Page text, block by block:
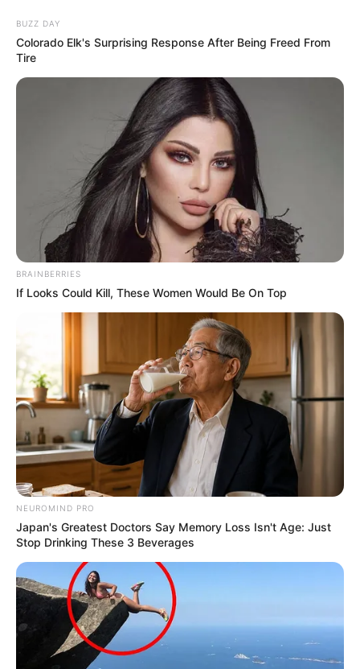
HOME
Prefeitura >
Governo entrega kits
a Agentes de Saúde e tablets a estudantes em Zé Doca.
Governo entrega kits a Agentes de
Saúde e tablets a estudantes em
Zé Doca.
08:35 Acs e ACE,Notícia Prefeitura
BUZZ DAY
Colorado Elk's Surprising Response After Being Freed From
Tire
BRAINBERRIES
If Looks Could Kill, These Women Would Be On Top
NEUROMIND PRO
Japan's Greatest Doctors Say Memory Loss Isn't Age: Just
Stop Drinking These 3 Beverages